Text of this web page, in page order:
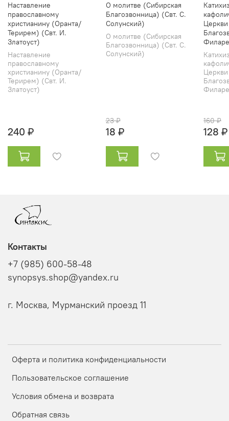
Наставление
православному
христианину (Оранта/
Терирем) (Свт. И.
Златоуст)
Наставление
православному
христианину (Оранта/
Терирем) (Свт. И.
Златоуст)
240 ₽
О молитве (Сибирская
Благозвонница) (Свт. С.
Солунский)
О молитве (Сибирская
Благозвонница) (Свт. С.
Солунский)
23 ₽
18 ₽
160 ₽
128 ₽
Оферта и политика конфиденциальности
Пользовательское соглашение
Условия обмена и возврата
Обратная связь
Контакты
+7 (985) 600-58-48
synopsys.shop@yandex.ru
г. Москва, Мурманский проезд 11